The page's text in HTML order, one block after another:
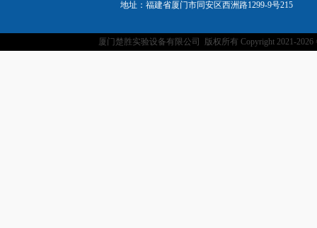
地址：福建省厦门市同安区西洲路1299-9号215
厦门楚胜实验设备有限公司 版权所有 Copyright 2021-2026